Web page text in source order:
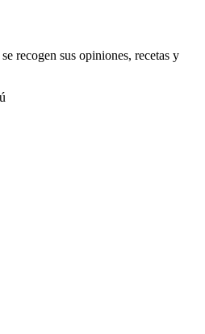
recogen sus opiniones, recetas y